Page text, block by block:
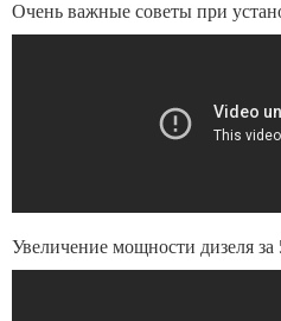
Очень важные советы при
Увеличение мощности дизеля